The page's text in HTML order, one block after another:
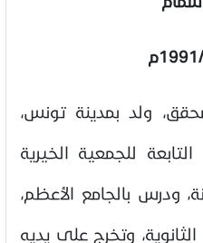
ولد بمدينة تونس،
للجمعية الخيرية
ودرس بالجامع الأعظم،
وتخرج على يديه